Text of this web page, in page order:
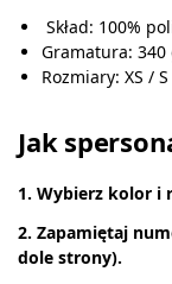
Skład: 100%
Gramatura: 340
Rozmiary: XS /
Jak
1. Wybierz kolor i
2. Zapamiętaj
dole strony).